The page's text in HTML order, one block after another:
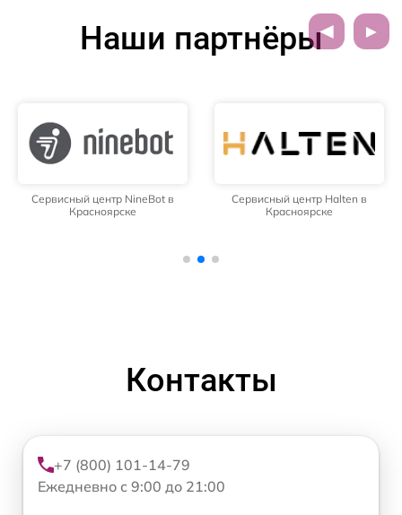
Наши партнёры
Сервисный центр NineBot в
Красноярске
Сервисный центр Halten в
Красноярске
Контакты
+7 (800) 101-14-79
Ежедневно с 9:00 до 21:00